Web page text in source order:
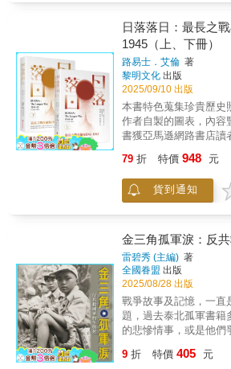
言，他並非只是拼湊前
原始檔案、外交文書、
史家的著作，試圖在彼
己的判斷。也因此，這
的一面，卻同時保有厚
入理解三十年戰爭、哈
裂處境，以及歐洲近
者來說，這不只是一本
色：本書不只講述三十
志統一困境切入，勾勒
歷史脈絡，兼具政治史
野；作者重視原始資料
的辨析，使全書更能凸
制度危機與歐洲權力重
勝套路，在政治舞臺、
甚至賽場奪冠等當中，
性作用。 如果說「兵
突出特點，那麼，施計
的一項重要內容。縱觀
成功人士，其所獲得的
歎，令人羨慕，說到他
助於他們忍常人所不能
幹常人所不敢幹。而且
有幾手絕活或高招，在
爭對手一拳擊倒。 就像
它本身沒有善惡之分一
《三十六計》歸入旁門
一詞諱莫如深，認為施
《三十六計》當成最後
這是因為「計謀」的本
為模式，它只是一種工
究竟是「善」還是「惡
「心術」是否純正而定
並不是「小人」的專利
有，它已經成了每一個
機不可設，設則不中。
一樣讀經典。．現代語
話，無痛吸收。．六大
人，架構清晰。．故事
現代情境，超有共鳴。
點濃縮精華，零碎時間
為根本、以洞察為工具
過六大章節，從個人修
變到領導管理，逐步建
從根本打造強大的自己
錯過。第一章 原始
眾所周知，《素書》是
但更重要的是，書中講
的道理。道、德、仁、
為人之根本，也是立身
這種根本要旨立世，才
章 正道——俊、豪、傑
法黃石公在本章指明了
豪，人之傑，這三種人
是因為他們堅守信念、
待人、光明坦蕩、嚴守
有守正，才能贏得他人
下基礎。第三章 求
管、學術機構領導者、
──本書都是理解當代中
全挑戰的關鍵讀本。
艾夫提米亞迪斯搜集超
活動的案件，加以分析
年，中國國家安全部大
法；中共也採取「舉國
society）的方式，透
全民參與間諜活動。參
民解放軍、國有企業、
35%是針對台灣！ 本書
認為是首部對中國情報
論分析的學術著作，出
容，為其多年研究成果
中文出版。 本書資料來
情報分析機構、司法起
體調查，具高度可驗證
國國家安全部等關鍵部
構與對外任務，本書不
滲透民主國家的學術、
設置海外警務站、以留
日落落日：最長之
1945（上、下冊）
路易士．艾倫 著
黎明文化 出版
2025/09/10 出版
本書特色蒐集珍貴歷史
作者自製的圖表，內
書獲亞馬遜網路書店讀
以說也是最兇猛、最多
陸軍歷史上最長的撤退
受的最大失敗。1941
軍聯合翁山義勇軍攻陷
緬。盟軍被迫在雨林、
退，緬甸美麗地貌遂成
甸是世界上最美麗的國
陸的烘烤，之後再飛越
睛是一種恩賜；但這森
以毀滅一整個師的戰力
刺刀戰、炮戰、空戰外
一場運輸戰，勝敗往往
79 折 特價 948 元
貨到通知
金三角孤軍淚：反
雷碧秀 (主編) 著
全國眷盟 出版
2025/08/28 出版
戰爭故事及記憶，一直
題，過去泰北孤軍書籍
的悲慘情事，或是他們
當代的視角，親臨泰北
9 折 特價 405 元